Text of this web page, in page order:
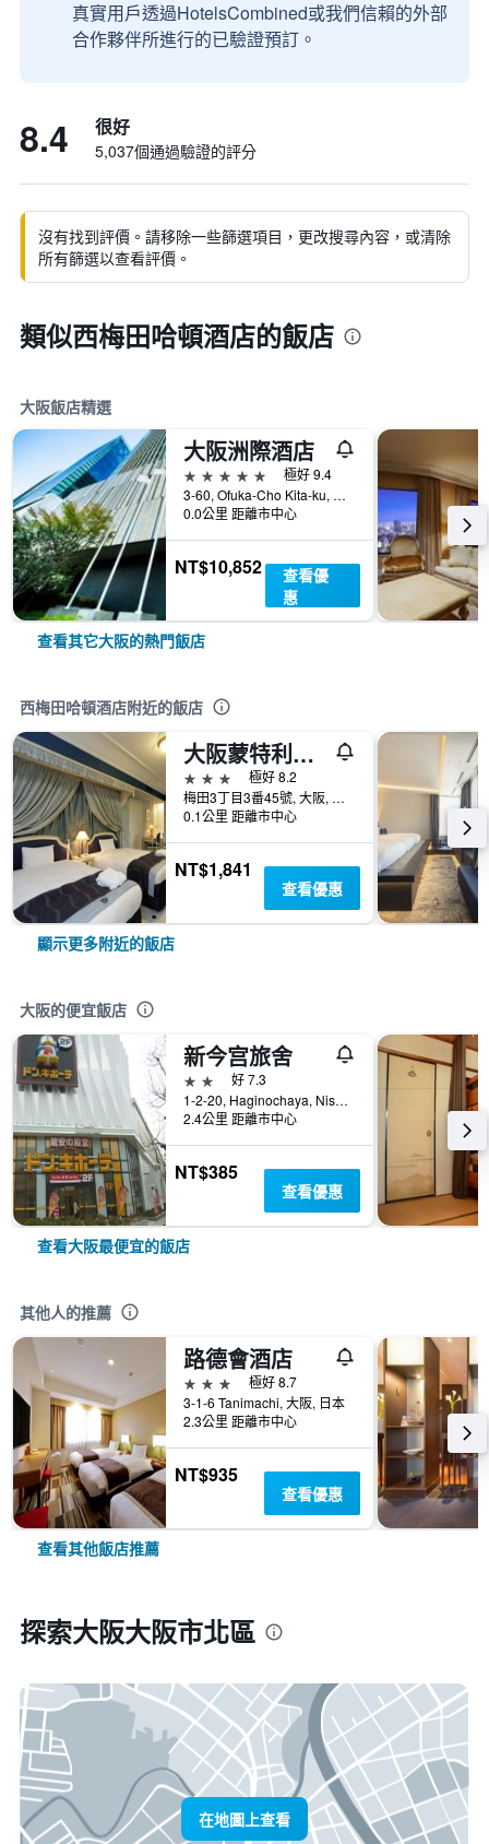
真實用戶透過HotelsCombined或我們信賴的外部
合作夥伴所進行的已驗證預訂。
8.4 很好
5,037個通過驗證的評分
沒有找到評價。請移除一些篩選項目，更改搜尋內容，或清除
所有篩選以查看評價。
類似西梅田哈頓酒店的飯店
大阪飯店精選
大阪洲際酒店
5星級
極好 9.4
3-60, Ofuka-Cho Kita-ku, 大阪, 日本
0.0公里 距離市中心
NT$10,852
查看優
惠
查看其它大阪的熱門飯店
西梅田哈頓酒店附近的飯店
大阪蒙特利酒店
3星級
極好 8.2
梅田3丁目3番45號, 大阪, 日本
0.1公里 距離市中心
NT$1,841
查看優惠
顯示更多附近的飯店
大阪的便宜飯店
新今宫旅舍
2星級
好 7.3
1-2-20, Haginochaya, Nishinari, 大阪, 日本
2.4公里 距離市中心
NT$385
查看優惠
查看大阪最便宜的飯店
其他人的推薦
路德會酒店
3星級
極好 8.7
3-1-6 Tanimachi, 大阪, 日本
2.3公里 距離市中心
NT$935
查看優惠
查看其他飯店推薦
探索大阪大阪市北區
在地圖上查看